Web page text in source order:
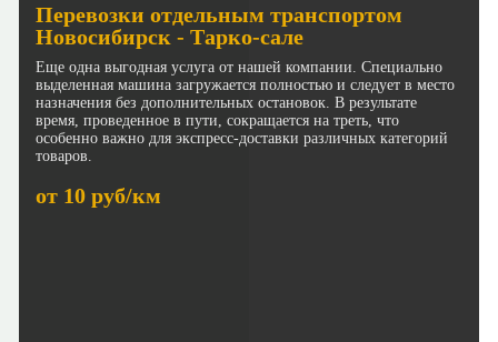
Перевозки отдельным транспортом
Новосибирск - Тарко-сале
Еще одна выгодная услуга от нашей компании. Специально
выделенная машина загружается полностью и следует в место
назначения без дополнительных остановок. В результате
время, проведенное в пути, сокращается на треть, что
особенно важно для экспресс-доставки различных категорий
товаров.
от 10 руб/км